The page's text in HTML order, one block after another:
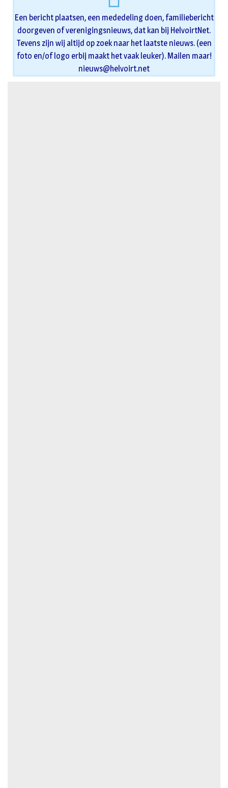
Een bericht plaatsen, een mededeling doen, familiebericht
doorgeven of verenigingsnieuws, dat kan bij HelvoirtNet.
Tevens zijn wij altijd op zoek naar het laatste nieuws. (een
foto en/of logo erbij maakt het vaak leuker). Mailen maar!
nieuws@helvoirt.net